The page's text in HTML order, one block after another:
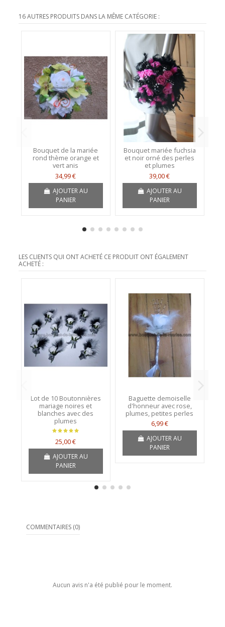
16 AUTRES PRODUITS DANS LA MÊME CATÉGORIE :
Bouquet de la mariée
rond thème orange et
vert anis
34,99 €
AJOUTER AU
PANIER
Bouquet mariée fuchsia
et noir orné des perles
et plumes
39,00 €
AJOUTER AU
PANIER
LES CLIENTS QUI ONT ACHETÉ CE PRODUIT ONT ÉGALEMENT
ACHETÉ :
Lot de 10 Boutonnières
mariage noires et
blanches avec des
plumes
25,00 €
AJOUTER AU
PANIER
Baguette demoiselle
d'honneur avec rose,
plumes, petites perles
6,99 €
AJOUTER AU
PANIER
COMMENTAIRES (0)
Aucun avis n'a été publié pour le moment.